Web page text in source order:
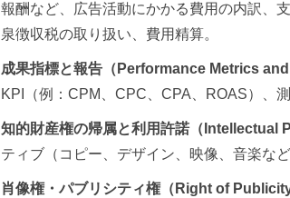
報酬など、広告活動にかかる費用の内訳、
泉徴収税の取り扱い、費用精算。
成果指標と報告（Performance Metrics and
KPI（例：CPM、CPC、CPA、ROAS）、
知的財産権の帰属と利用許諾（Intellectual
ティブ（コピー、デザイン、映像、音楽な
肖像権・パブリシティ権（Right of